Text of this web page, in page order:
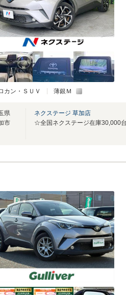
カン・ＳＵＶ 薄銀Ｍ
県
市
ネクステージ 草加店